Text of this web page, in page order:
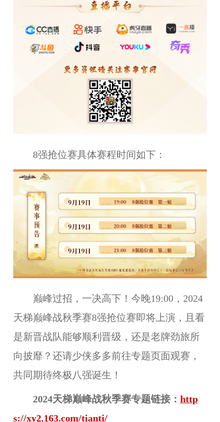
8强抢位赛具体赛程时间如下：
巅峰过招，一决高下！今晚19:00，2024
天梯巅峰战秋季赛8强抢位赛即将上演，且看
是新晋战队能够顺利晋级，还是老牌劲旅所
向披靡？还请少侠多多前往专题页面观赛，
共同期待终极八强诞生！
2024天梯巅峰战秋季赛专题链接： http
s://xy2.163.com/tianti/